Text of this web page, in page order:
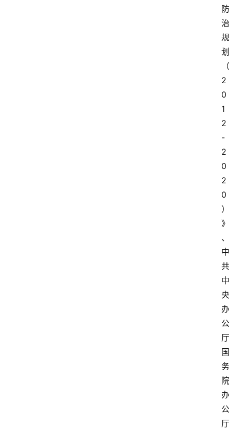
防
治
规
划
（
2
0
1
2
-
2
0
2
0
）
》
、
中
共
中
央
办
公
厅
国
务
院
办
公
厅